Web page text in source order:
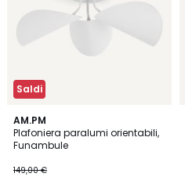
Saldi
AM.PM
Plafoniera paralumi orientabili,
Funambule
149,00 €
4,5
/ 5
2
Colori